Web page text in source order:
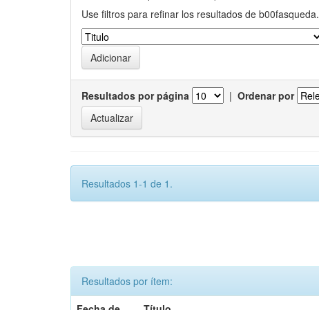
Use filtros para refinar los resultados de b00fasqueda.
Resultados por página | Ordenar por
Resultados 1-1 de 1.
Resultados por ítem: